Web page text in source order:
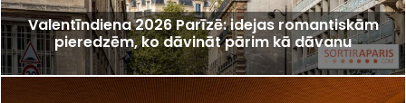
Valentīndiena 2026 Parīzē: idejas romantiskām
pieredzēm, ko dāvināt pārim kā dāvanu